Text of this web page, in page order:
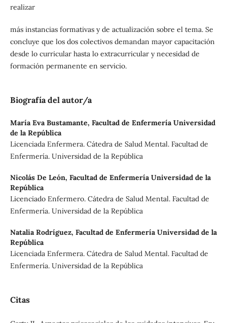
realizar
más instancias formativas y de actualización sobre el tema. Se
concluye que los dos colectivos demandan mayor capacitación
desde lo curricular hasta lo extracurricular y necesidad de
formación permanente en servicio.
Biografía del autor/a
María Eva Bustamante, Facultad de Enfermería Universidad
de la República
Licenciada Enfermera. Cátedra de Salud Mental. Facultad de
Enfermería. Universidad de la República
Nicolás De León, Facultad de Enfermería Universidad de la
República
Licenciado Enfermero. Cátedra de Salud Mental. Facultad de
Enfermería. Universidad de la República
Natalia Rodríguez, Facultad de Enfermería Universidad de la
República
Licenciada Enfermera. Cátedra de Salud Mental. Facultad de
Enfermería. Universidad de la República
Citas